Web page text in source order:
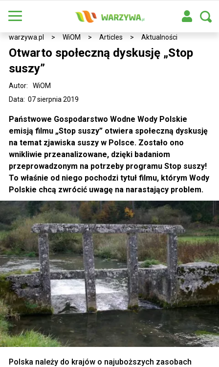
warzywa.pl > WiOM > Articles > Aktualności
Otwarto społeczną dyskusję „Stop
suszy”
Data: 07 sierpnia 2019
Autor: WiOM
Państwowe Gospodarstwo Wodne Wody Polskie
emisją filmu „Stop suszy” otwiera społeczną dyskusję
na temat zjawiska suszy w Polsce. Zostało ono
wnikliwie przeanalizowane, dzięki badaniom
przeprowadzonym na potrzeby programu Stop suszy!
To właśnie od niego pochodzi tytuł filmu, którym Wody
Polskie chcą zwrócić uwagę na narastający problem.
Polska należy do krajów o najuboższych zasobach